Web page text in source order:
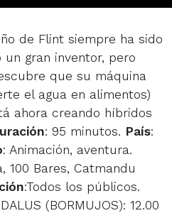
de Flint siempre ha sido
gran inventor, pero
que su máquina
el agua en alimentos)
ahora creando híbridos
: 95 minutos. País:
: Animación, aventura.
100 Bares, Catmandu
:Todos los públicos.
(BORMUJOS): 12.00